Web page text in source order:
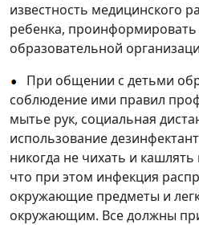
известность медицинского
ребенка, проинформировать
образовательной
При общении с детьми
соблюдение ими правил
мытье рук, социальная
использование
никогда не чихать и
что при этом инфекция
окружающие предметы и
окружающим. Все должны